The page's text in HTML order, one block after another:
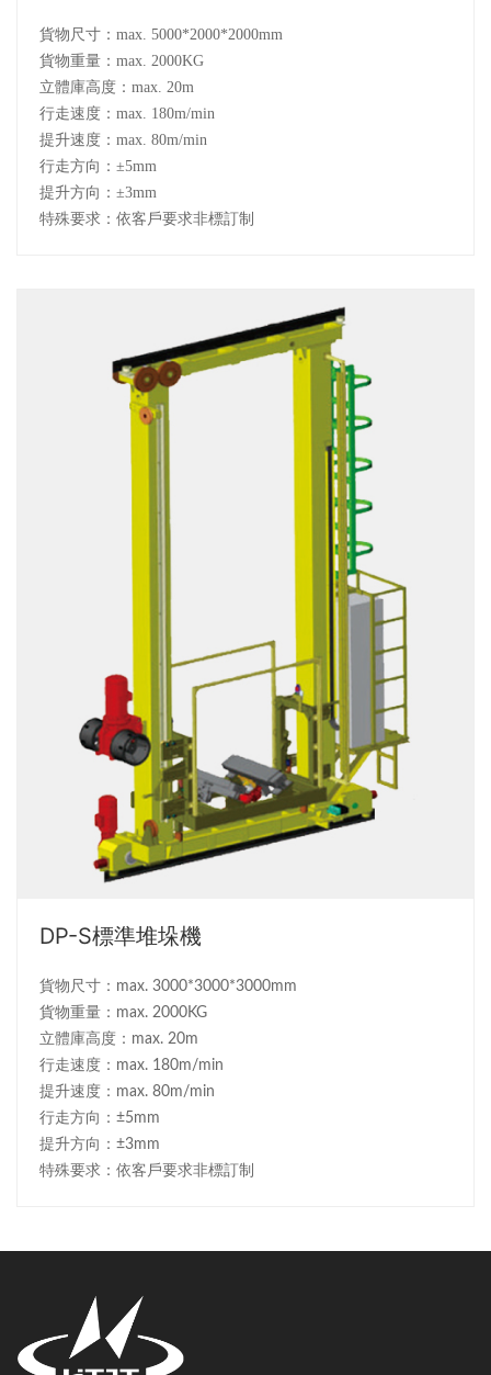
貨物尺寸：max. 5000*2000*2000mm
貨物重量：max. 2000KG
立體庫高度：max. 20m
行走速度：max. 180m/min
提升速度：max. 80m/min
行走方向：±5mm
提升方向：±3mm
特殊要求：依客戶要求非標訂制
DP-S標準堆垛機
貨物尺寸：max. 3000*3000*3000mm
貨物重量：max. 2000KG
立體庫高度：max. 20m
行走速度：max. 180m/min
提升速度：max. 80m/min
行走方向：±5mm
提升方向：±3mm
特殊要求：依客戶要求非標訂制